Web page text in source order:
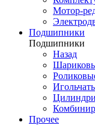
Мотор-
Подшипники
Подшипники
Назад
Прочее